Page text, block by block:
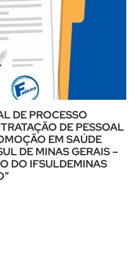
DE PROCESSO
DE PESSOAL
EM SAÚDE
DE MINAS GERAIS –
DO IFSULDEMINAS